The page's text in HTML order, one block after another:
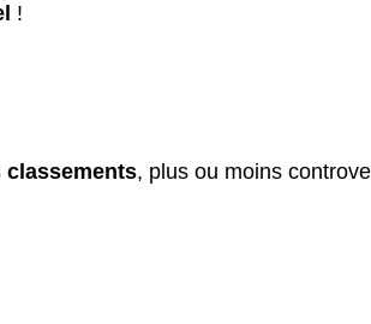
!
classements, plus ou moins